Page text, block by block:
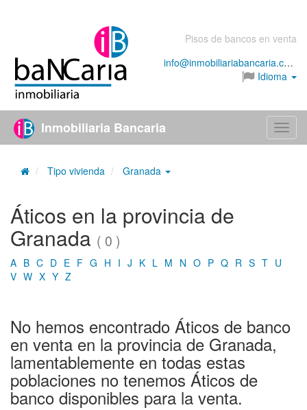
Pisos de bancos en venta
info@inmobiliariabancaria.com
Idioma
Menú
Inmobiliaria Bancaria
Tipo vivienda Granada
Áticos en la provincia de
Granada ( 0 )
A B C D E F G H I J K L M N O P Q R S T U
V W X Y Z
No hemos encontrado Áticos de banco
en venta en la provincia de Granada,
lamentablemente en todas estas
poblaciones no tenemos Áticos de
banco disponibles para la venta.